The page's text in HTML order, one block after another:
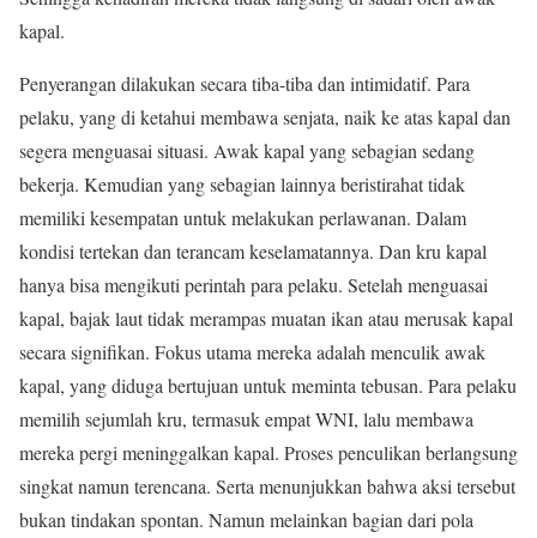
kapal.
Penyerangan dilakukan secara tiba-tiba dan intimidatif. Para
pelaku, yang di ketahui membawa senjata, naik ke atas kapal dan
segera menguasai situasi. Awak kapal yang sebagian sedang
bekerja. Kemudian yang sebagian lainnya beristirahat tidak
memiliki kesempatan untuk melakukan perlawanan. Dalam
kondisi tertekan dan terancam keselamatannya. Dan kru kapal
hanya bisa mengikuti perintah para pelaku. Setelah menguasai
kapal, bajak laut tidak merampas muatan ikan atau merusak kapal
secara signifikan. Fokus utama mereka adalah menculik awak
kapal, yang diduga bertujuan untuk meminta tebusan. Para pelaku
memilih sejumlah kru, termasuk empat WNI, lalu membawa
mereka pergi meninggalkan kapal. Proses penculikan berlangsung
singkat namun terencana. Serta menunjukkan bahwa aksi tersebut
bukan tindakan spontan. Namun melainkan bagian dari pola